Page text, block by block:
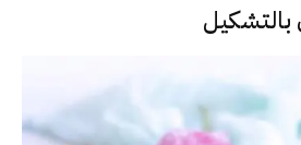
بالتشكيل